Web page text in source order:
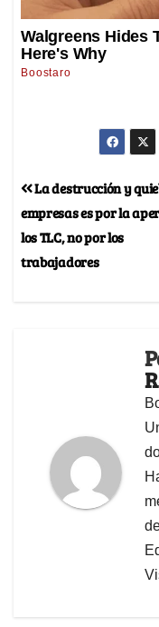
La destrucción y
empresas es por la
los TLC, no por los
trabajadores